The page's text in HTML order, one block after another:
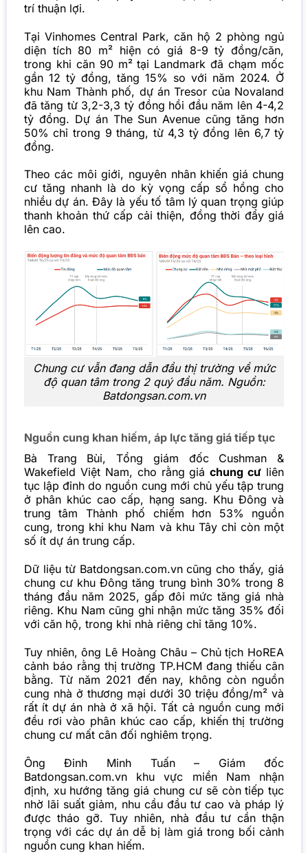
trí thuận lợi.
Tại Vinhomes Central Park, căn hộ 2 phòng ngủ
diện tích 80 m² hiện có giá 8-9 tỷ đồng/căn,
trong khi căn 90 m² tại Landmark đã chạm mốc
gần 12 tỷ đồng, tăng 15% so với năm 2024. Ở
khu Nam Thành phố, dự án Tresor của Novaland
đã tăng từ 3,2-3,3 tỷ đồng hồi đầu năm lên 4-4,2
tỷ đồng. Dự án The Sun Avenue cũng tăng hơn
50% chỉ trong 9 tháng, từ 4,3 tỷ đồng lên 6,7 tỷ
đồng.
Theo các môi giới, nguyên nhân khiến giá chung
cư tăng nhanh là do kỳ vọng cấp sổ hồng cho
nhiều dự án. Đây là yếu tố tâm lý quan trọng giúp
thanh khoản thứ cấp cải thiện, đồng thời đẩy giá
lên cao.
Chung cưvẫn đang dẫn đầu thị trường về mức
độ quan tâm trong 2 quý đầu năm. Nguồn:
Batdongsan.com.vn
Nguồn cung khan hiếm, áp lực tăng giá tiếp tục
Bà Trang Bùi, Tổng giám đốc Cushman &
Wakefield Việt Nam, cho rằng giáchung cư liên
tục lập đỉnh do nguồn cung mới chủ yếu tập trung
ở phân khúc cao cấp, hạng sang. Khu Đông và
trung tâm Thành phố chiếm hơn 53% nguồn
cung, trong khi khu Nam và khu Tây chỉ còn một
số ít dự án trung cấp.
Dữ liệu từ Batdongsan.com.vn cũng cho thấy, giá
chung cư khu Đông tăng trung bình 30% trong 8
tháng đầu năm 2025, gấp đôi mức tăng giá nhà
riêng. Khu Nam cũng ghi nhận mức tăng 35% đối
với căn hộ, trong khi nhà riêng chỉ tăng 10%.
Tuy nhiên, ông Lê Hoàng Châu – Chủ tịch HoREA
cảnh báo rằng thị trường TP.HCM đang thiếu cân
bằng. Từ năm 2021 đến nay, không còn nguồn
cung nhà ở thương mại dưới 30 triệu đồng/m² và
rất ít dự án nhà ở xã hội. Tất cả nguồn cung mới
đều rơi vào phân khúc cao cấp, khiến thị trường
chung cư mất cân đối nghiêm trọng.
Ông Đinh Minh Tuấn – Giám đốc
Batdongsan.com.vn khu vực miền Nam nhận
định, xu hướng tăng giá chung cưsẽ còn tiếp tục
nhờ lãi suất giảm, nhu cầu đầu tư cao và pháp lý
được tháo gỡ. Tuy nhiên, nhà đầu tư cần thận
trọng với các dự án dễ bị làm giá trong bối cảnh
nguồn cung khan hiếm.